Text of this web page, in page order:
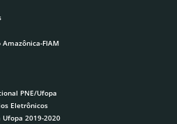
FIAM
PNE/Ufopa
Eletrônicos
2019-2020